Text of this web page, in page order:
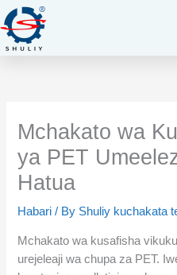
Skip
to
content
Mchakato wa
ya PET
Hatua
Habari / By Shuliy kuchakata
Mchakato wa kusafisha
urejeleaji wa chupa za PET.